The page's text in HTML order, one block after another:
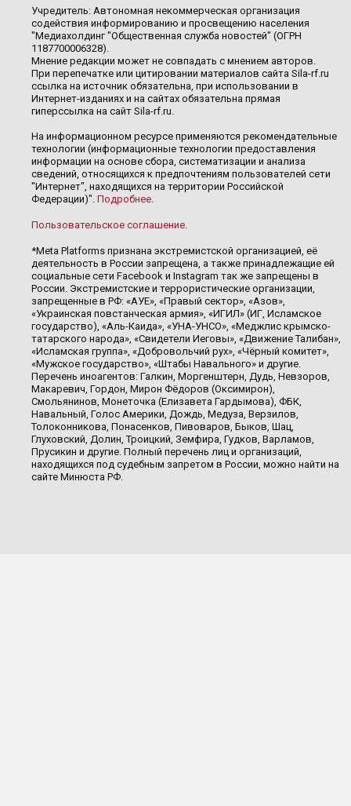
Учредитель: Автономная некоммерческая организация
содействия информированию и просвещению населения
"Медиахолдинг "Общественная служба новостей" (ОГРН
1187700006328).
Мнение редакции может не совпадать с мнением авторов.
При перепечатке или цитировании материалов сайта Sila-rf.ru
ссылка на источник обязательна, при использовании в
Интернет-изданиях и на сайтах обязательна прямая
гиперссылка на сайт Sila-rf.ru.
На информационном ресурсе применяются рекомендательные
технологии (информационные технологии предоставления
информации на основе сбора, систематизации и анализа
сведений, относящихся к предпочтениям пользователей сети
"Интернет", находящихся на территории Российской
Федерации)". Подробнее.
Пользовательское соглашение.
*Meta Platforms признана экстремистской организацией, её
деятельность в России запрещена, а также принадлежащие ей
социальные сети Facebook и Instagram так же запрещены в
России. Экстремистские и террористические организации,
запрещенные в РФ: «АУЕ», «Правый сектор», «Азов»,
«Украинская повстанческая армия», «ИГИЛ» (ИГ, Исламское
государство), «Аль-Каида», «УНА-УНСО», «Меджлис крымско-
татарского народа», «Свидетели Иеговы», «Движение Талибан»,
«Исламская группа», «Добровольчий рух», «Чёрный комитет»,
«Мужское государство», «Штабы Навального» и другие.
Перечень иноагентов: Галкин, Моргенштерн, Дудь, Невзоров,
Макаревич, Гордон, Мирон Фёдоров (Оксимирон),
Смольянинов, Монеточка (Елизавета Гардымова), ФБК,
Навальный, Голос Америки, Дождь, Медуза, Верзилов,
Толоконникова, Понасенков, Пивоваров, Быков, Шац,
Глуховский, Долин, Троицкий, Земфира, Гудков, Варламов,
Прусикин и другие. Полный перечень лиц и организаций,
находящихся под судебным запретом в России, можно найти на
сайте Минюста РФ.